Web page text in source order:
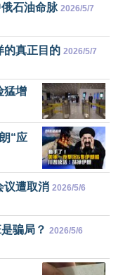
石油命脉 2026/5/7
的真正目的 2026/5/7
猛增
“应
议遭取消 2026/5/6
骗局？ 2026/5/6